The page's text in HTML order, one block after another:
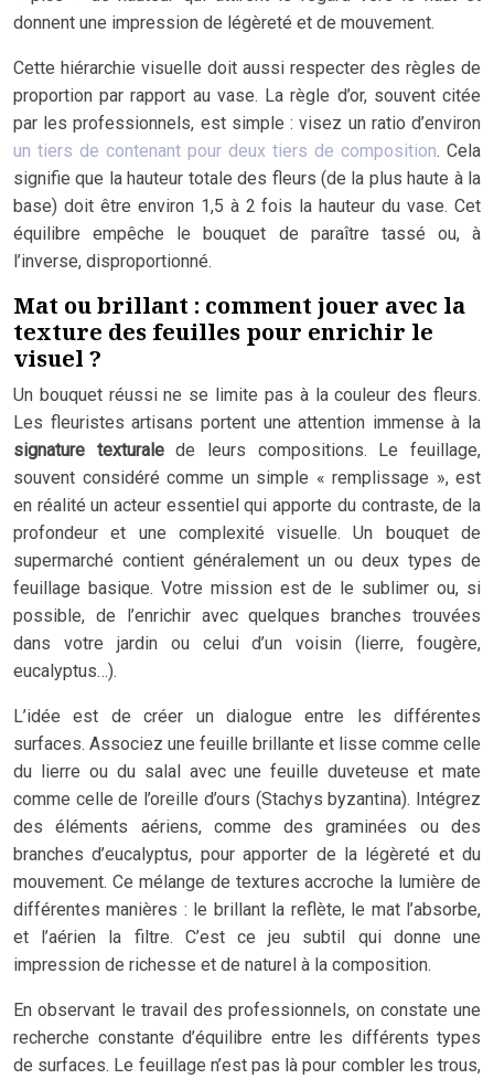
donnent une impression de légèreté et de mouvement.
Cette hiérarchie visuelle doit aussi respecter des règles de
proportion par rapport au vase. La règle d’or, souvent citée
par les professionnels, est simple : visez un ratio d’environ
un tiers de contenant pour deux tiers de composition. Cela
signifie que la hauteur totale des fleurs (de la plus haute à la
base) doit être environ 1,5 à 2 fois la hauteur du vase. Cet
équilibre empêche le bouquet de paraître tassé ou, à
l’inverse, disproportionné.
Mat ou brillant : comment jouer avec la
texture des feuilles pour enrichir le
visuel ?
Un bouquet réussi ne se limite pas à la couleur des fleurs.
Les fleuristes artisans portent une attention immense à la
signature texturalede leurs compositions. Le feuillage,
souvent considéré comme un simple « remplissage », est
en réalité un acteur essentiel qui apporte du contraste, de la
profondeur et une complexité visuelle. Un bouquet de
supermarché contient généralement un ou deux types de
feuillage basique. Votre mission est de le sublimer ou, si
possible, de l’enrichir avec quelques branches trouvées
dans votre jardin ou celui d’un voisin (lierre, fougère,
eucalyptus…).
L’idée est de créer un dialogue entre les différentes
surfaces. Associez une feuille brillante et lisse comme celle
du lierre ou du salal avec une feuille duveteuse et mate
comme celle de l’oreille d’ours (Stachys byzantina). Intégrez
des éléments aériens, comme des graminées ou des
branches d’eucalyptus, pour apporter de la légèreté et du
mouvement. Ce mélange de textures accroche la lumière de
différentes manières : le brillant la reflète, le mat l’absorbe,
et l’aérien la filtre. C’est ce jeu subtil qui donne une
impression de richesse et de naturel à la composition.
En observant le travail des professionnels, on constate une
recherche constante d’équilibre entre les différents types
de surfaces. Le feuillage n’est pas là pour combler les trous,